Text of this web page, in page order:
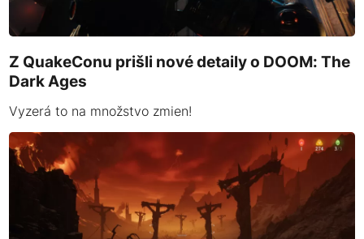
Z QuakeConu prišli nové detaily o DOOM: The
Dark Ages
Vyzerá to na množstvo zmien!